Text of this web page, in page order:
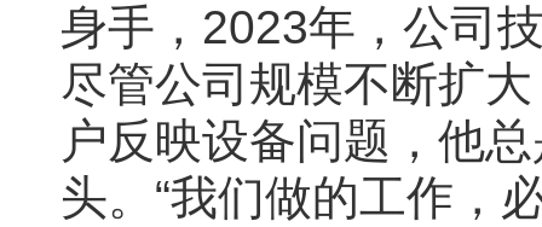
身手，2023年，公司
尽管公司规模不断扩
户反映设备问题，他
头。“我们做的工作，